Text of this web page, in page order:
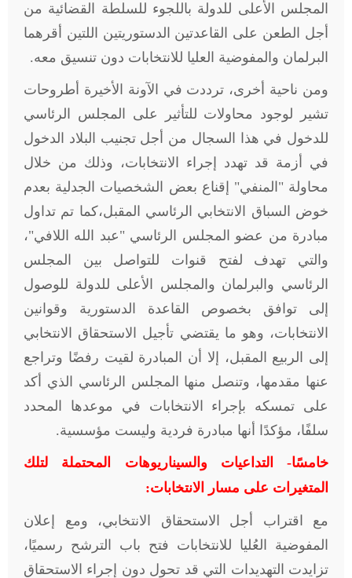
المجلس الأعلى للدولة باللجوء للسلطة القضائية من
أجل الطعن على القاعدتين الدستوريتين اللتين أقرهما
البرلمان والمفوضية العليا للانتخابات دون تنسيق معه.
ومن ناحية أخرى، ترددت في الآونة الأخيرة أطروحات
تشير لوجود محاولات للتأثير على المجلس الرئاسي
للدخول في هذا السجال من أجل تجنيب البلاد الدخول
في أزمة قد تهدد إجراء الانتخابات، وذلك من خلال
محاولة "المنفي" إقناع بعض الشخصيات الجدلية بعدم
خوض السباق الانتخابي الرئاسي المقبل،كما تم تداول
مبادرة من عضو المجلس الرئاسي "عبد الله اللافي"،
والتي تهدف لفتح قنوات للتواصل بين المجلس
الرئاسي والبرلمان والمجلس الأعلى للدولة للوصول
إلى توافق بخصوص القاعدة الدستورية وقوانين
الانتخابات، وهو ما يقتضي تأجيل الاستحقاق الانتخابي
إلى الربيع المقبل، إلا أن المبادرة لقيت رفضًا وتراجع
عنها مقدمها، وتنصل منها المجلس الرئاسي الذي أكد
على تمسكه بإجراء الانتخابات في موعدها المحدد
سلفًا، مؤكدًا أنها مبادرة فردية وليست مؤسسية.
خامسًا- التداعيات والسيناريوهات المحتملة لتلك
المتغيرات على مسار الانتخابات:
مع اقتراب أجل الاستحقاق الانتخابي، ومع إعلان
المفوضية العُليا للانتخابات فتح باب الترشح رسميًا،
تزايدت التهديدات التي قد تحول دون إجراء الاستحقاق